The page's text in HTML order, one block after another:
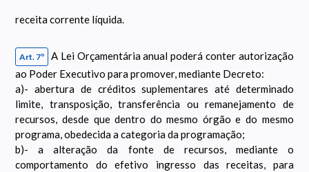
receita corrente líquida.
Art. 7º
A Lei Orçamentária anual poderá conter autorização
ao Poder Executivo para promover, mediante Decreto:
a)- abertura de créditos suplementares até determinado
limite, transposição, transferência ou remanejamento de
recursos, desde que dentro do mesmo órgão e do mesmo
programa, obedecida a categoria da programação;
b)- a alteração da fonte de recursos, mediante o
comportamento do efetivo ingresso das receitas, para